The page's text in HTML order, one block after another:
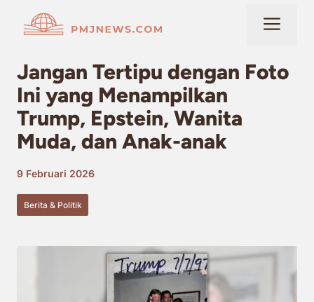
Jangan Tertipu dengan Foto
Ini yang Menampilkan
Trump, Epstein, Wanita
Muda, dan Anak-anak
9 Februari 2026
Berita & Politik